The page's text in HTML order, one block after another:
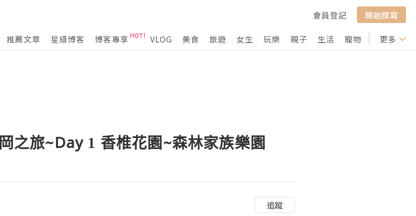
會員登記
開始撰寫
推薦文章 星級博客 博客專享 VLOG 美食 旅遊 女生 玩樂 親子 生活 寵物 行山 打卡
更多
之旅~Day 1 香椎花園~森林家族樂園
追蹤